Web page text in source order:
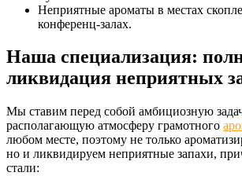
Неприятные ароматы в местах
конференц-залах.
Наша специализация:
ликвидация неприятных
Мы ставим перед собой амбициозную
располагающую атмосферу грамотного
любом месте, поэтому не только
но и ликвидируем неприятные запахи,
стали: